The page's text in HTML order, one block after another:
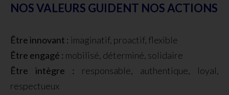
NOS VALEURS GUIDENT NOS ACTIONS
Être innovant : imaginatif, proactif, flexible
Être engagé : mobilisé, déterminé, solidaire
Être intègre : responsable, authentique, loyal,
respectueux